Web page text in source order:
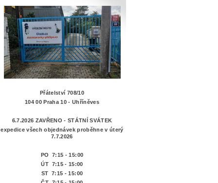
Přátelství 708/10
104 00 Praha 10 - Uhříněves
6.7.2026 ZAVŘENO - STÁTNÍ SVÁTEK
expedice všech objednávek proběhne v úterý
7.7.2026
PO 7:15 - 15:00
ÚT 7:15 - 15:00
ST 7:15 - 15:00